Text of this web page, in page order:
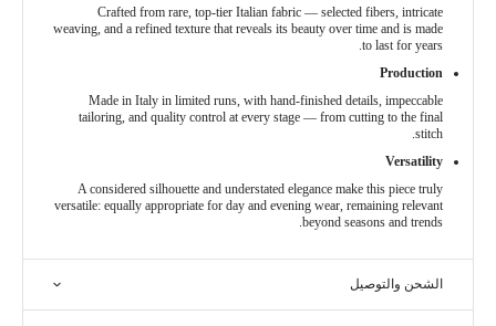
Crafted from rare, top-tier Italian fabric — selected fibers, intricate
weaving, and a refined texture that reveals its beauty over time and is made
to last for years.
Production
Made in Italy in limited runs, with hand-finished details, impeccable
tailoring, and quality control at every stage — from cutting to the final
stitch.
Versatility
A considered silhouette and understated elegance make this piece truly
versatile: equally appropriate for day and evening wear, remaining relevant
beyond seasons and trends.
الشحن والتوصيل